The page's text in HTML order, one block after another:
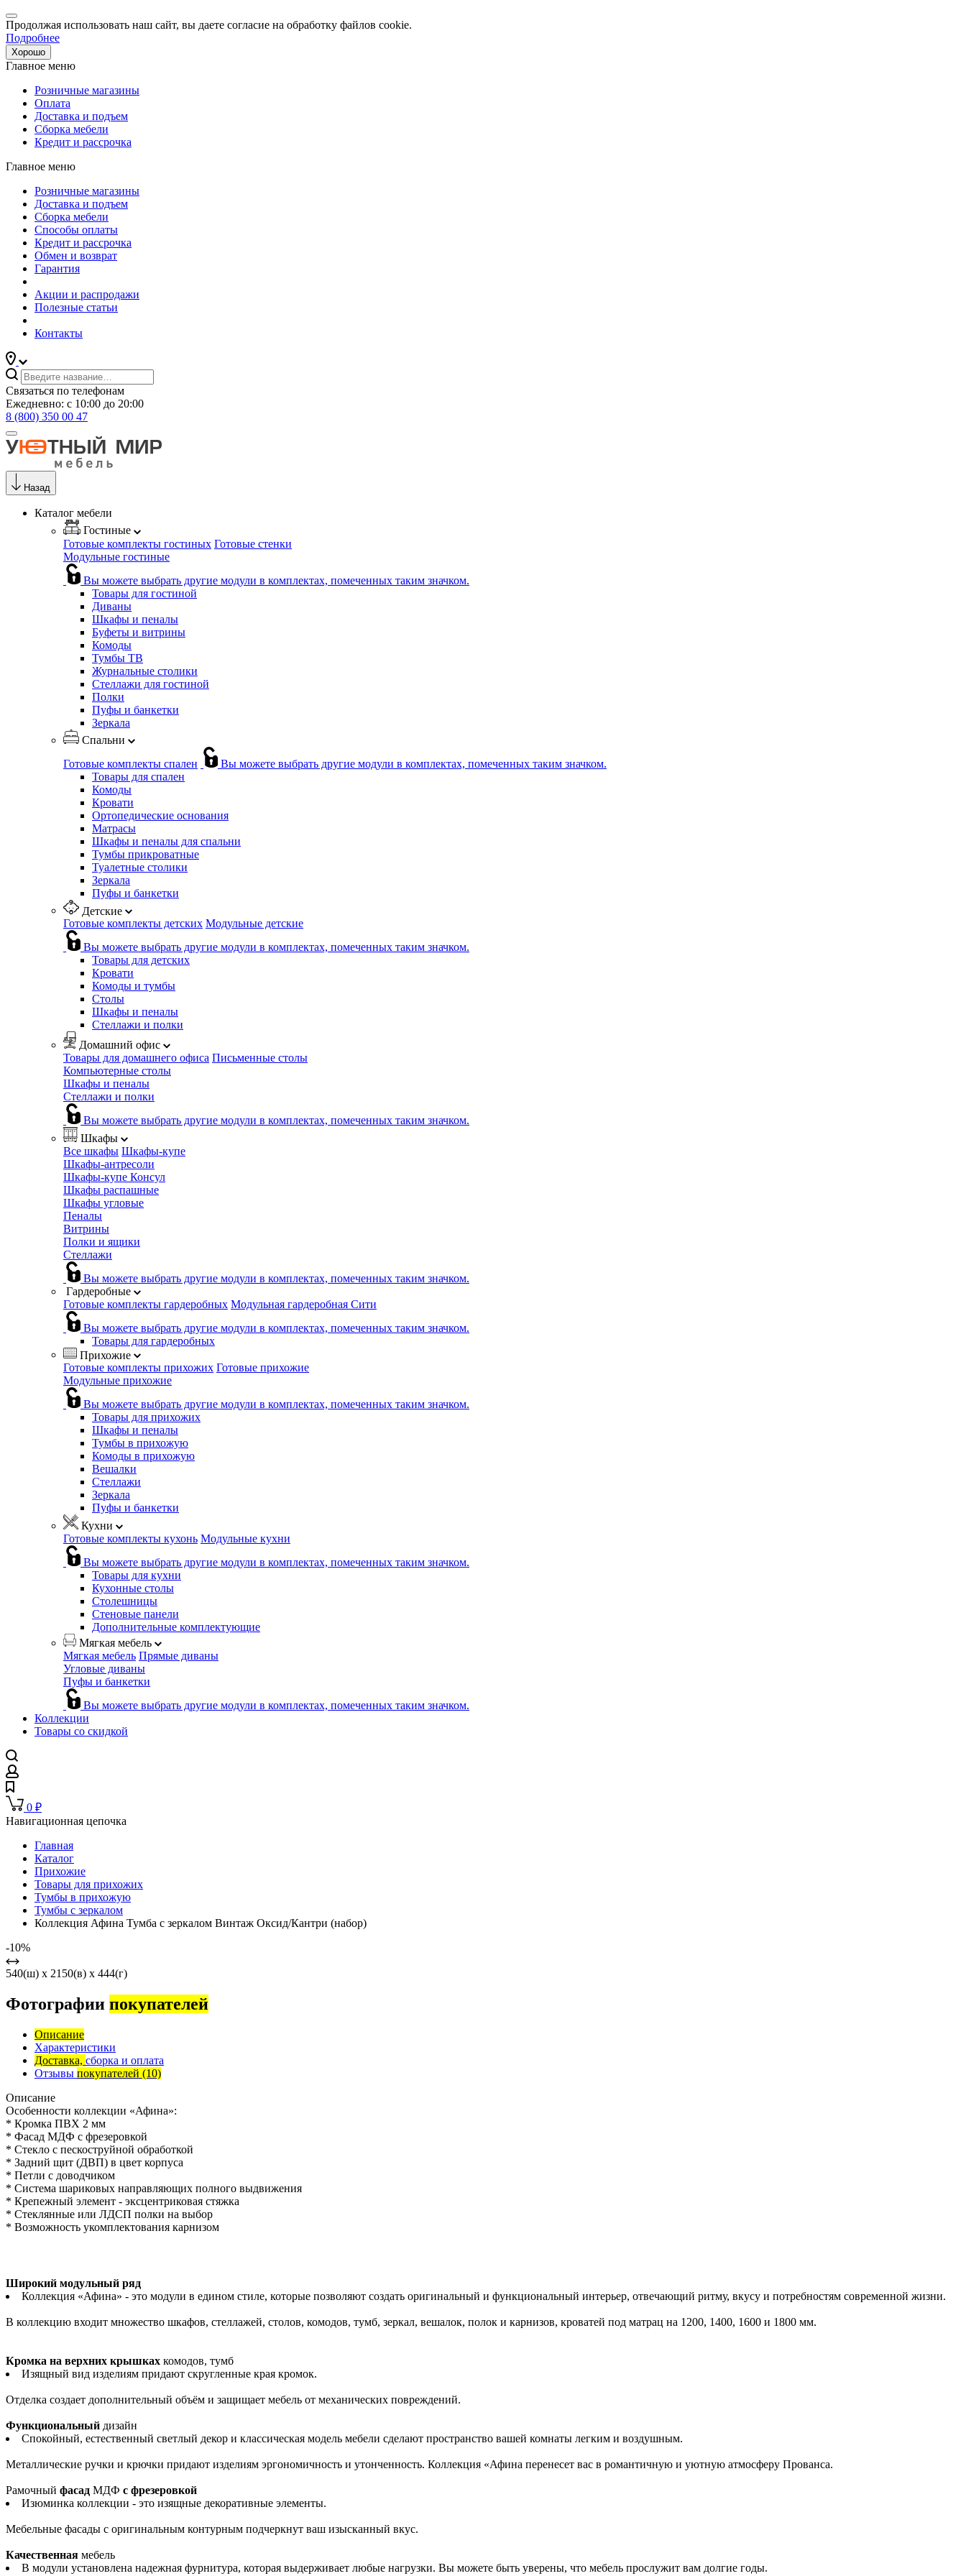
Продолжая использовать наш сайт, вы даете согласие на обработку файлов cookie.
Подробнее
Хорошо
Главное меню
Розничные магазины
Оплата
Доставка и подъем
Сборка мебели
Кредит и рассрочка
Главное меню
Розничные магазины
Доставка и подъем
Сборка мебели
Способы оплаты
Кредит и рассрочка
Обмен и возврат
Гарантия
Акции и распродажи
Полезные статьи
Контакты
Связаться по телефонам
Ежедневно: с 10:00 до 20:00
8 (800) 350 00 47
Назад
Каталог мебели
Гостиные
Готовые комплекты гостиных Готовые стенки
Модульные гостиные
Вы можете выбрать другие модули в комплектах, помеченных таким значком.
Товары для гостиной
Диваны
Шкафы и пеналы
Буфеты и витрины
Комоды
Тумбы ТВ
Журнальные столики
Стеллажи для гостиной
Полки
Пуфы и банкетки
Зеркала
Спальни
Готовые комплекты спален
Вы можете выбрать другие модули в комплектах, помеченных таким значком.
Товары для спален
Комоды
Кровати
Ортопедические основания
Матрасы
Шкафы и пеналы для спальни
Тумбы прикроватные
Туалетные столики
Зеркала
Пуфы и банкетки
Детские
Готовые комплекты детских Модульные детские
Вы можете выбрать другие модули в комплектах, помеченных таким значком.
Товары для детских
Кровати
Комоды и тумбы
Столы
Шкафы и пеналы
Стеллажи и полки
Домашний офис
Товары для домашнего офиса Письменные столы
Компьютерные столы
Шкафы и пеналы
Стеллажи и полки
Вы можете выбрать другие модули в комплектах, помеченных таким значком.
Шкафы
Все шкафы Шкафы-купе
Шкафы-антресоли
Шкафы-купе Консул
Шкафы распашные
Шкафы угловые
Пеналы
Витрины
Полки и ящики
Стеллажи
Вы можете выбрать другие модули в комплектах, помеченных таким значком.
Гардеробные
Готовые комплекты гардеробных Модульная гардеробная Сити
Вы можете выбрать другие модули в комплектах, помеченных таким значком.
Товары для гардеробных
Прихожие
Готовые комплекты прихожих Готовые прихожие
Модульные прихожие
Вы можете выбрать другие модули в комплектах, помеченных таким значком.
Товары для прихожих
Шкафы и пеналы
Тумбы в прихожую
Комоды в прихожую
Вешалки
Стеллажи
Зеркала
Пуфы и банкетки
Кухни
Готовые комплекты кухонь Модульные кухни
Вы можете выбрать другие модули в комплектах, помеченных таким значком.
Товары для кухни
Кухонные столы
Столешницы
Стеновые панели
Дополнительные комплектующие
Мягкая мебель
Мягкая мебель Прямые диваны
Угловые диваны
Пуфы и банкетки
Вы можете выбрать другие модули в комплектах, помеченных таким значком.
Коллекции
Товары со скидкой
0 ₽
Навигационная цепочка
Главная
Каталог
Прихожие
Товары для прихожих
Тумбы в прихожую
Тумбы с зеркалом
Коллекция Афина Тумба c зеркалом Винтаж Оксид/Кантри (набор)
-10%
540(ш) x 2150(в) x 444(г)
Фотографии покупателей
Описание
Характеристики
Доставка, сборка и оплата
Отзывы покупателей (10)
Описание
Особенности коллекции «Афина»:
* Кромка ПВХ 2 мм
* Фасад МДФ с фрезеровкой
* Стекло с пескоструйной обработкой
* Задний щит (ДВП) в цвет корпуса
* Петли с доводчиком
* Система шариковых направляющих полного выдвижения
* Крепежный элемент - эксцентриковая стяжка
* Стеклянные или ЛДСП полки на выбор
* Возможность укомплектования карнизом
Широкий модульный ряд
Коллекция «Афина» - это модули в едином стиле, которые позволяют создать оригинальный и функциональный интерьер, отвечающий ритму, вкусу и потребностям современной жизни.
В коллекцию входит множество шкафов, стеллажей, столов, комодов, тумб, зеркал, вешалок, полок и карнизов, кроватей под матрац на 1200, 1400, 1600 и 1800 мм.
Кромка на верхних крышках комодов, тумб
Изящный вид изделиям придают скругленные края кромок.
Отделка создает дополнительный объём и защищает мебель от механических повреждений.
Функциональный дизайн
Спокойный, естественный светлый декор и классическая модель мебели сделают пространство вашей комнаты легким и воздушным.
Металлические ручки и крючки придают изделиям эргономичность и утонченность. Коллекция «Афина перенесет вас в романтичную и уютную атмосферу Прованса.
Рамочный фасад МДФ с фрезеровкой
Изюминка коллекции - это изящные декоративные элементы.
Мебельные фасады с оригинальным контурным подчеркнут ваш изысканный вкус.
Качественная мебель
В модули установлена надежная фурнитура, которая выдерживает любые нагрузки. Вы можете быть уверены, что мебель прослужит вам долгие годы.